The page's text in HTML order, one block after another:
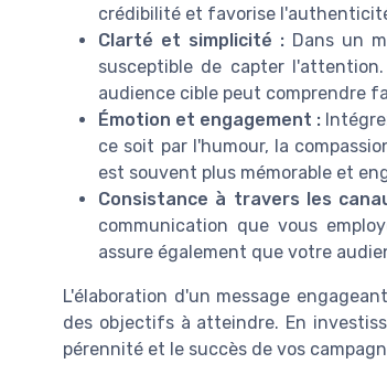
crédibilité et favorise
Clarté et simplicité : Dans un
susceptible de capter
audience cible peut comprendre
Émotion et engagement :
ce soit par l'humour, la
est souvent plus mémorable et
Consistance à travers les
communication que vous
assure également que votre
L'élaboration d'un message
des objectifs à atteindre. En
pérennité et le succès de vos